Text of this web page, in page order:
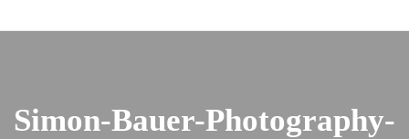
Simon-Bauer-Photography-